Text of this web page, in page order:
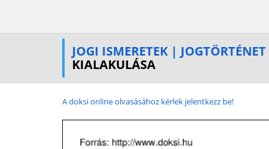
JOGI ISMERETEK | JOGTÖRTÉNET
KIALAKULÁSA
A doksi online olvasásához kérlek jelentkezz be!